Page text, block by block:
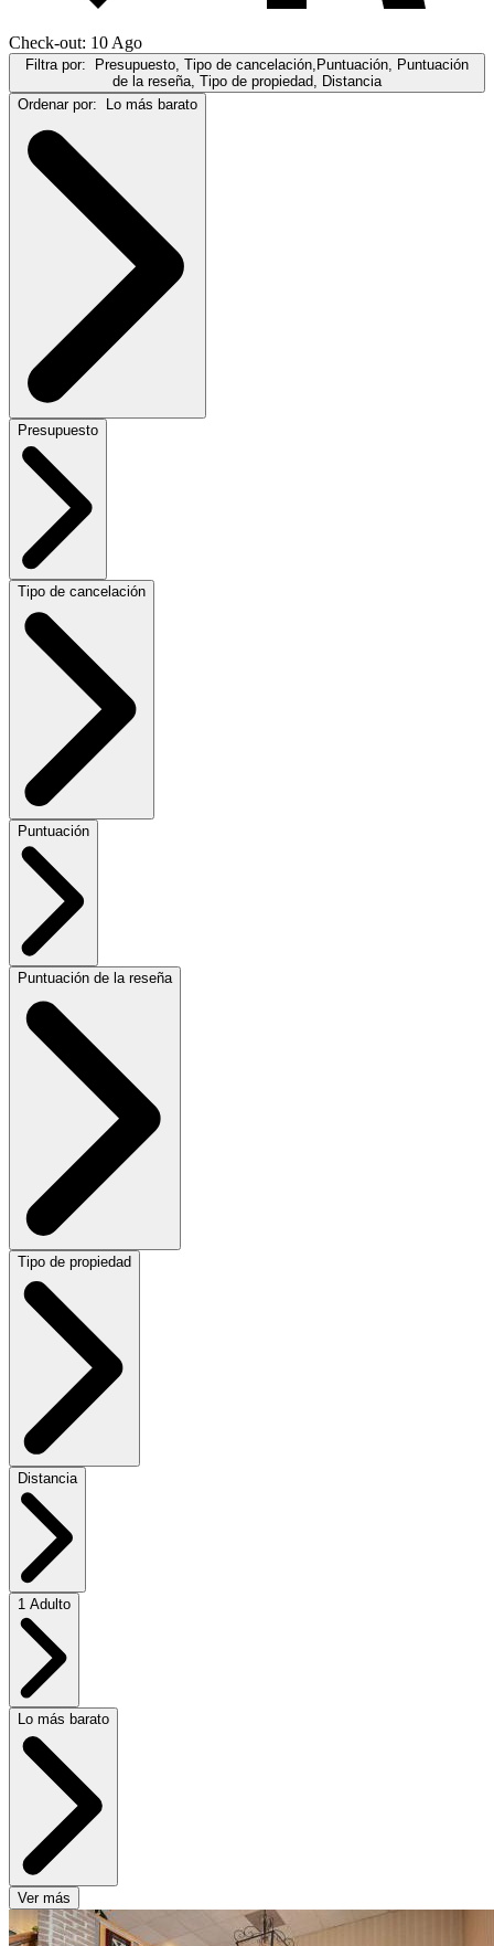
Check-out: 10 Ago
Filtra por: Presupuesto, Tipo de cancelación,Puntuación, Puntuación
de la reseña, Tipo de propiedad, Distancia
Ordenar por: Lo más barato
Presupuesto
Tipo de cancelación
Puntuación
Puntuación de la reseña
Tipo de propiedad
Distancia
1 Adulto
Lo más barato
Ver más